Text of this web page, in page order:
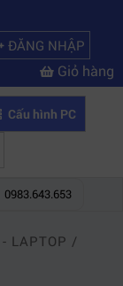
ĐĂNG NHẬP
Giỏ hàng
Cấu hình PC
0983.643.653
LAPTOP /